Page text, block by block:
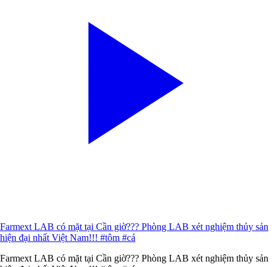
Farmext LAB có mặt tại Cần giờ??? Phòng LAB xét nghiệm thủy sản
hiện đại nhất Việt Nam!!! #tôm #cá
Farmext LAB có mặt tại Cần giờ??? Phòng LAB xét nghiệm thủy sản